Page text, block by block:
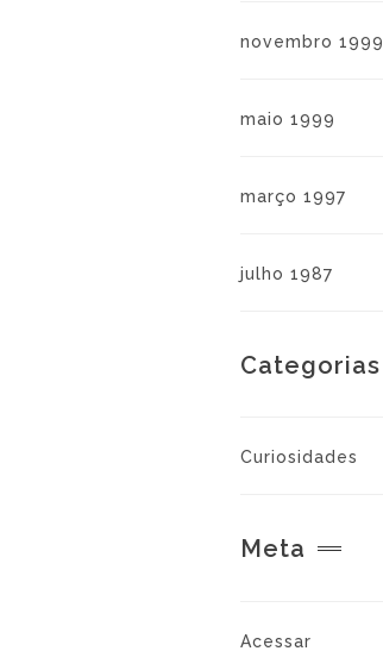
novembro 1999
maio 1999
março 1997
julho 1987
Categorias
Curiosidades
Meta
Acessar